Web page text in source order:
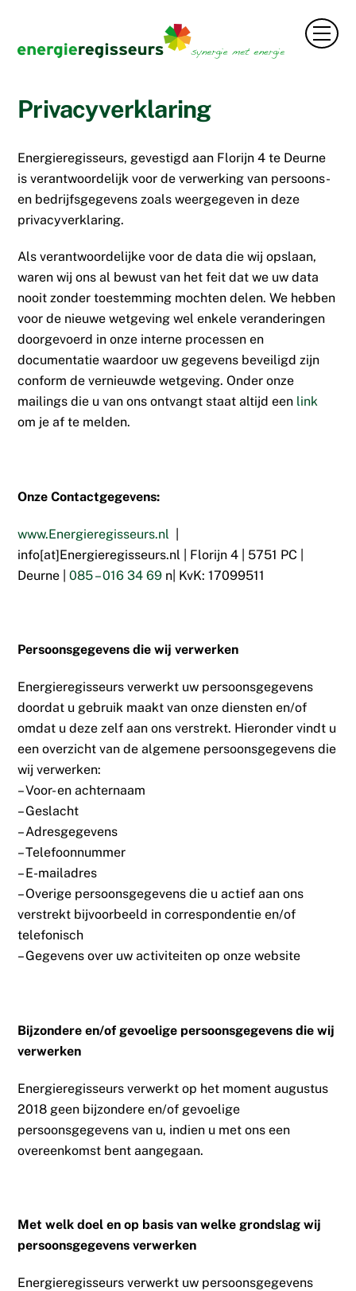
content
Privacyverklaring
Energieregisseurs, gevestigd aan Florijn 4 te Deurne
is verantwoordelijk voor de verwerking van persoons-
en bedrijfsgegevens zoals weergegeven in deze
privacyverklaring.
Als verantwoordelijke voor de data die wij opslaan,
waren wij ons al bewust van het feit dat we uw data
nooit zonder toestemming mochten delen. We hebben
voor de nieuwe wetgeving wel enkele veranderingen
doorgevoerd in onze interne processen en
documentatie waardoor uw gegevens beveiligd zijn
conform de vernieuwde wetgeving. Onder onze
mailings die u van ons ontvangt staat altijd een link
om je af te melden.
Onze Contactgegevens:
www.Energieregisseurs.nl
info[at]Energieregisseurs.nl | Florijn 4 | 5751 PC |
Deurne |085 – 016 34 69 n| KvK: 17099511
Persoonsgegevens die wij verwerken
Energieregisseurs verwerkt uw persoonsgegevens
doordat u gebruik maakt van onze diensten en/of
omdat u deze zelf aan ons verstrekt. Hieronder vindt u
een overzicht van de algemene persoonsgegevens die
wij verwerken:
– Voor- en achternaam
– Geslacht
– Adresgegevens
– Telefoonnummer
– E-mailadres
– Overige persoonsgegevens die u actief aan ons
verstrekt bijvoorbeeld in correspondentie en/of
telefonisch
– Gegevens over uw activiteiten op onze website
Bijzondere en/of gevoelige persoonsgegevens die wij
verwerken
Energieregisseurs verwerkt op het moment augustus
2018 geen bijzondere en/of gevoelige
persoonsgegevens van u, indien u met ons een
overeenkomst bent aangegaan.
Met welk doel en op basis van welke grondslag wij
persoonsgegevens verwerken
Energieregisseurs verwerkt uw persoonsgegevens